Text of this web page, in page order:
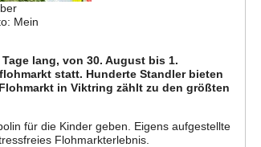
Mein
lang, von 30. August bis 1.
statt. Hunderte Standler bieten
in Viktring zählt zu den größten
für die Kinder geben. Eigens aufgestellte
Flohmarkterlebnis.